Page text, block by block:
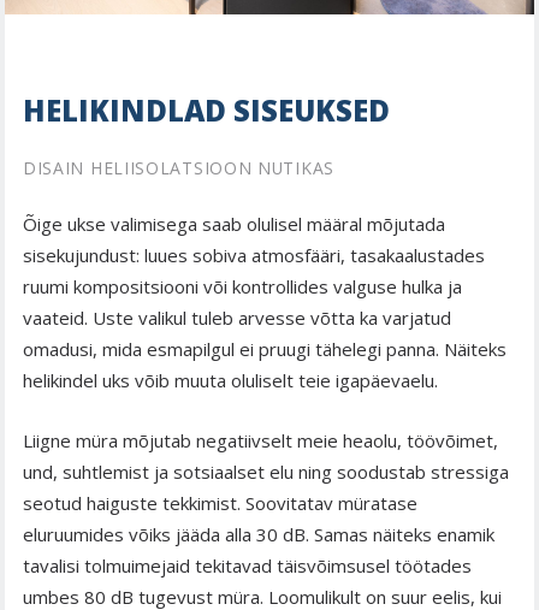
HELIKINDLAD SISEUKSED
DISAIN HELIISOLATSIOON NUTIKAS
Õige ukse valimisega saab olulisel määral mõjutada
sisekujundust: luues sobiva atmosfääri, tasakaalustades
ruumi kompositsiooni või kontrollides valguse hulka ja
vaateid. Uste valikul tuleb arvesse võtta ka varjatud
omadusi, mida esmapilgul ei pruugi tähelegi panna. Näiteks
helikindel uks võib muuta oluliselt teie igapäevaelu.
Liigne müra mõjutab negatiivselt meie heaolu, töövõimet,
und, suhtlemist ja sotsiaalset elu ning soodustab stressiga
seotud haiguste tekkimist. Soovitatav müratase
eluruumides võiks jääda alla 30 dB. Samas näiteks enamik
tavalisi tolmuimejaid tekitavad täisvõimsusel töötades
umbes 80 dB tugevust müra. Loomulikult on suur eelis, kui